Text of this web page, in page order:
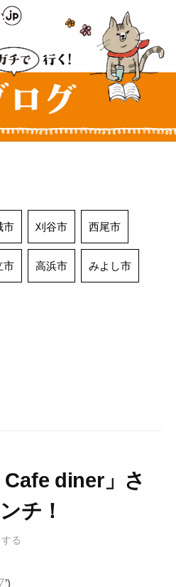
市 刈谷市 西尾市
市 高浜市 みよし市
diner」さ
チ！
る